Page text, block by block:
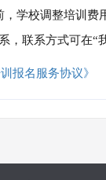
学校调整培训
，联系方式可在
报名服务协议》